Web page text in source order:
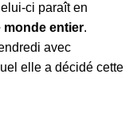
ci paraît en
monde entier.
avec
elle a décidé cette